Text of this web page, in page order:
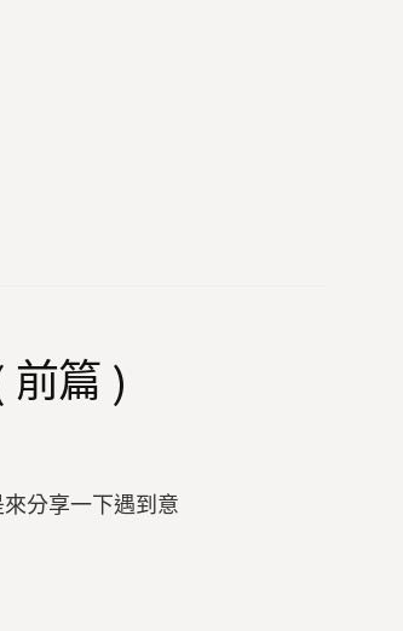
前篇 )
分享一下遇到意